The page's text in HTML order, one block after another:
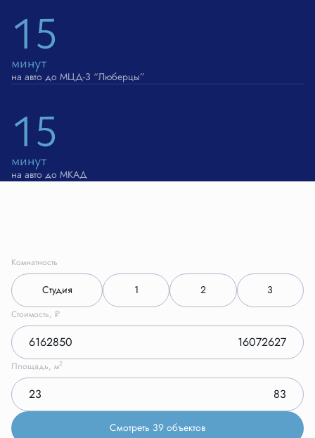
15
минут
на авто до МЦД-3 “Люберцы”
15
минут
на авто до МКАД
Комнатность
Студия 1 2 3
Стоимость, ₽
Площадь, м2
Смотреть 39 объектов